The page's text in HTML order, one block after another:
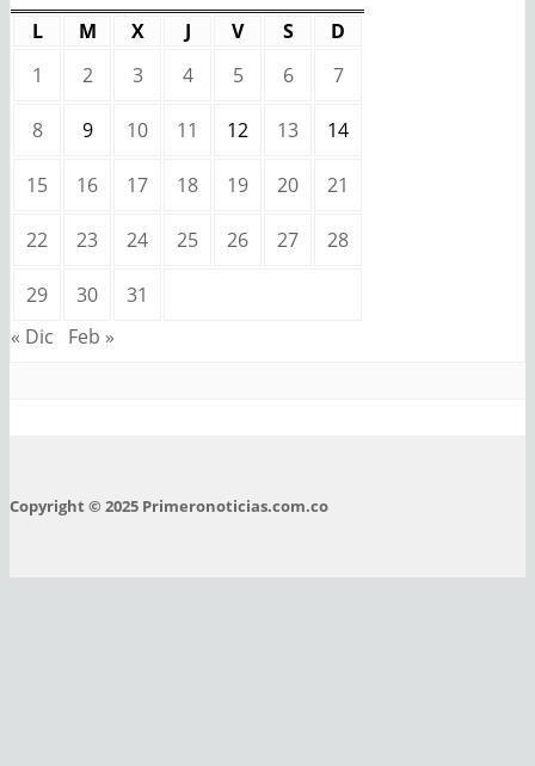
L
M X J V S
D
1
2 3 4 5 6 7
8 9 10 11 12 13 14
15 16 17 18 19 20 21
22 23 24 25 26 27 28
29 30
31
« Dic
Feb »
Copyright © 2025 Primeronoticias.com.co